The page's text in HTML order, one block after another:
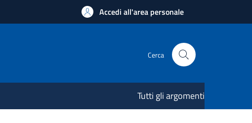
Accedi all'area personale
Cerca
Tutti gli argomenti